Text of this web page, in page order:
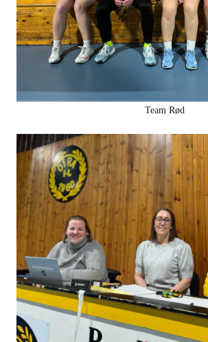
Team Rød